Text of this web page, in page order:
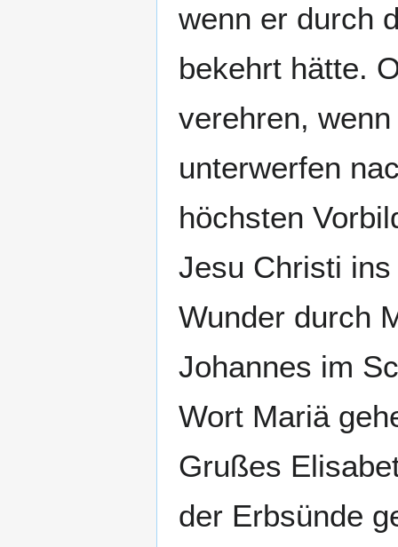
wenn er durch
bekehrt hätte.
verehren,
unterwerfen
höchsten
Jesu Christi
Wunder durch
Johannes im
Wort Mariä
Grußes
der Erbsünde